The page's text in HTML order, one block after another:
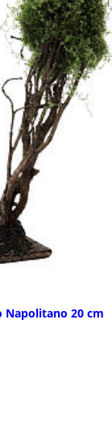
Napolitano 20 cm